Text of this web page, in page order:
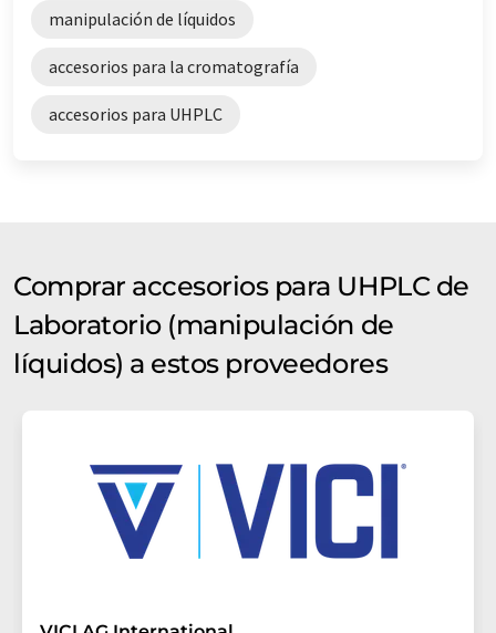
manipulación de líquidos
accesorios para la cromatografía
accesorios para UHPLC
Comprar accesorios para UHPLC de
Laboratorio (manipulación de
líquidos) a estos proveedores